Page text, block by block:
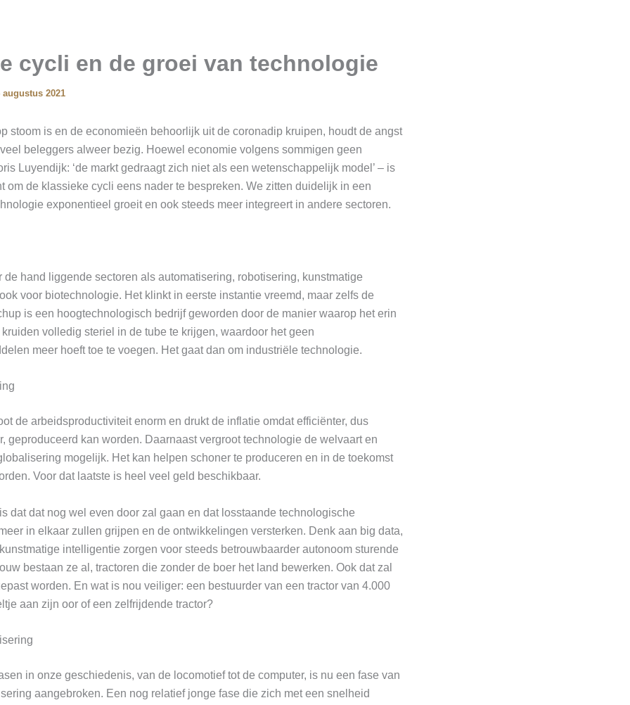
cycli en de groei van technologie
augustus 2021
stoom is en de economieën behoorlijk uit de coronadip kruipen, houdt de angst
beleggers alweer bezig. Hoewel economie volgens sommigen geen
Luyendijk: ‘de markt gedraagt zich niet als een wetenschappelijk model’ – is
om de klassieke cycli eens nader te bespreken. We zitten duidelijk in een
exponentieel groeit en ook steeds meer integreert in andere sectoren.
de hand liggende sectoren als automatisering, robotisering, kunstmatige
voor biotechnologie. Het klinkt in eerste instantie vreemd, maar zelfs de
is een hoogtechnologisch bedrijf geworden door de manier waarop het erin
volledig steriel in de tube te krijgen, waardoor het geen
meer hoeft toe te voegen. Het gaat dan om industriële technologie.
de arbeidsproductiviteit enorm en drukt de inflatie omdat efficiënter, dus
geproduceerd kan worden. Daarnaast vergroot technologie de welvaart en
mogelijk. Het kan helpen schoner te produceren en in de toekomst
Voor dat laatste is heel veel geld beschikbaar.
dat dat nog wel even door zal gaan en dat losstaande technologische
in elkaar zullen grijpen en de ontwikkelingen versterken. Denk aan big data,
intelligentie zorgen voor steeds betrouwbaarder autonoom sturende
bestaan ze al, tractoren die zonder de boer het land bewerken. Ook dat zal
worden. En wat is nou veiliger: een bestuurder van een tractor van 4.000
aan zijn oor of een zelfrijdende tractor?
in onze geschiedenis, van de locomotief tot de computer, is nu een fase van
aangebroken. Een nog relatief jonge fase die zich met een snelheid